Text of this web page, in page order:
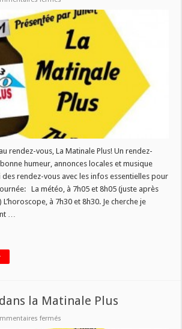
rubriques
de
la
Matinale
Plus
rendez-vous, La Matinale Plus! Un rendez-
humeur, annonces locales et musique
rendez-vous avec les infos essentielles pour
La météo, à 7h05 et 8h05 (juste après
à 7h30 et 8h30. Je cherche je
…
la Matinale Plus
fermés